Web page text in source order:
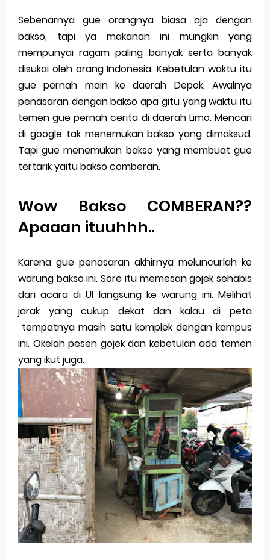
Merek Dagang dalam Perusahaan Besar
Merek Dagang dan Investasi
Dampak Merek Dagang pada Persaingan
Trademark as a Business Asset
Global Trademark Protection System
Brand Adaptation Across Different Countries
Vivo v70 series: mid-range rasa flagship dengan
Friday, 7 August
Sebenarnya gue orangnya biasa aja dengan
bakso, tapi ya makanan ini mungkin yang
mempunyai ragam paling banyak serta banyak
disukai oleh orang Indonesia. Kebetulan waktu itu
gue pernah main ke daerah Depok. Awalnya
penasaran dengan bakso apa gitu yang waktu itu
temen gue pernah cerita di daerah Limo. Mencari
di google tak menemukan bakso yang dimaksud.
Tapi gue menemukan bakso yang membuat gue
tertarik yaitu bakso comberan.
Wow Bakso COMBERAN??
Apaaan ituuhhh..
Karena gue penasaran akhirnya meluncurlah ke
warung bakso ini. Sore itu memesan gojek sehabis
dari acara di UI langsung ke warung ini. Melihat
jarak yang cukup dekat dan kalau di peta
tempatnya masih satu komplek dengan kampus
ini. Okelah pesen gojek dan kebetulan ada temen
yang ikut juga.